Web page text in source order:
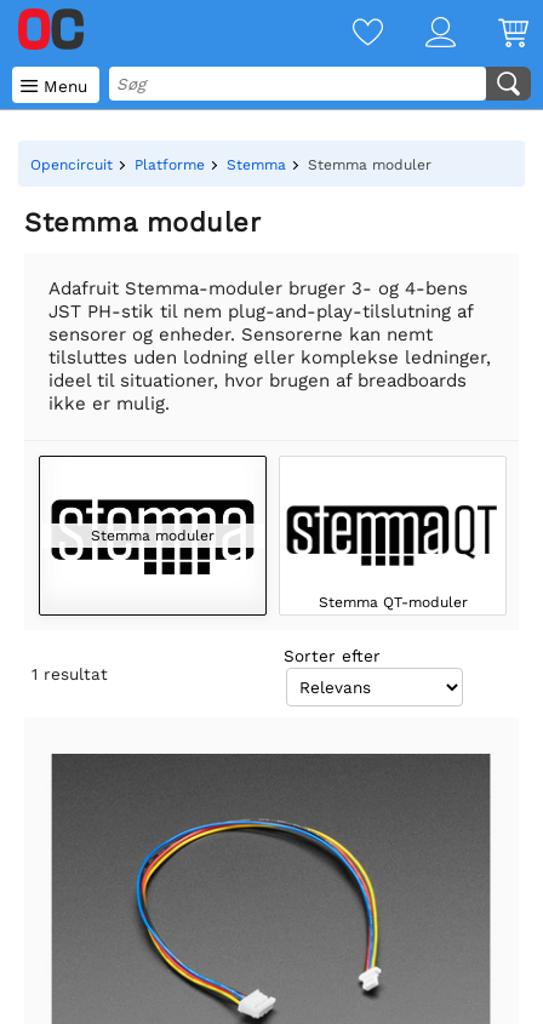
 Menu
Opencircuit Platforme Stemma Stemma moduler
Stemma moduler
Adafruit Stemma-moduler bruger 3- og 4-bens
JST PH-stik til nem plug-and-play-tilslutning af
sensorer og enheder. Sensorerne kan nemt
tilsluttes uden lodning eller komplekse ledninger,
ideel til situationer, hvor brugen af breadboards
ikke er mulig.
Stemma moduler
Stemma QT-moduler
1 resultat
Sorter efter